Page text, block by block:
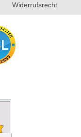
Widerrufsrecht